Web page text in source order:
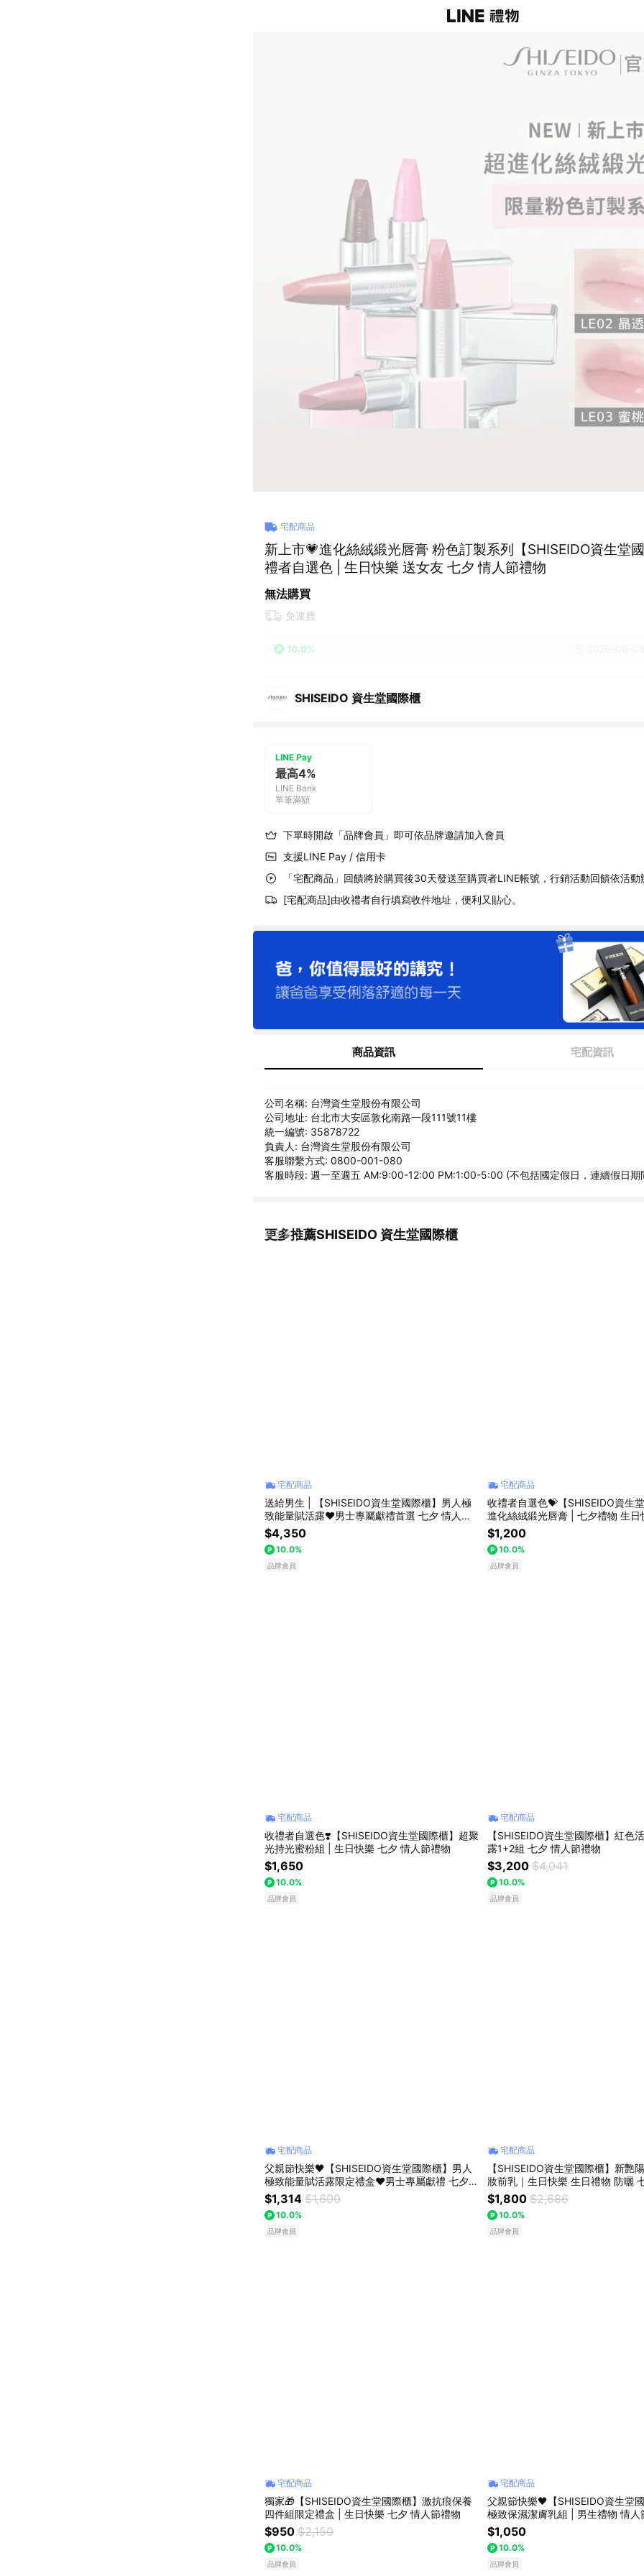
宅配商品
新上市💗進化絲絨緞光唇膏 粉色訂製系列【SHISEIDO資生堂
禮者自選色 | 生日快樂 送女友 七夕 情人節禮物
無法購買
免運費
10.0%
SHISEIDO 資生堂國際櫃
LINE Pay
最高4%
LINE Bank
單筆滿額
下單時開啟「品牌會員」即可依品牌邀請加入會員
支援LINE Pay / 信用卡
「宅配商品」回饋將於購買後30天發送至購買者LINE帳號，行銷活動回饋依活動
[宅配商品]由收禮者自行填寫收件地址，便利又貼心。
商品資訊 宅配資訊
公司名稱: 台灣資生堂股份有限公司
公司地址: 台北市大安區敦化南路一段111號11樓
統一編號: 35878722
負責人: 台灣資生堂股份有限公司
客服聯繫方式: 0800-001-080
客服時段: 週一至週五 AM:9:00-12:00 PM:1:00-5:00 (不包括國定假日，連續假日期
更多推薦SHISEIDO 資生堂國際櫃
看更多
宅配商品
送給男生 | 【SHISEIDO資生堂國際櫃】男人極
致能量賦活露❤男士專屬獻禮首選 七夕 情人節
禮物 父親節禮物 送男生
$4,350
10.0%
品牌會員
宅配商品
收禮者自選色💝【SHISEIDO資生
進化絲絨緞光唇膏 | 七夕禮物 生日
$1,200
10.0%
品牌會員
宅配商品
收禮者自選色❣️【SHISEIDO資生堂國際櫃】超聚
光持光蜜粉組 | 生日快樂 七夕 情人節禮物
$1,650
10.0%
品牌會員
宅配商品
【SHISEIDO資生堂國際櫃】紅色
露1+2組 七夕 情人節禮物
$3,200 $4,041
10.0%
品牌會員
宅配商品
父親節快樂🖤【SHISEIDO資生堂國際櫃】男人
極致能量賦活露限定禮盒❤男士專屬獻禮 七夕
情人節禮物 父親節禮物 送男生
$1,314 $1,600
10.0%
品牌會員
宅配商品
【SHISEIDO資生堂國際櫃】新艷
妝前乳｜生日快樂 生日禮物 防曬
物
$1,800 $2,686
10.0%
品牌會員
宅配商品
獨家🎁【SHISEIDO資生堂國際櫃】激抗痕保養
四件組限定禮盒 | 生日快樂 七夕 情人節禮物
$950 $2,150
10.0%
品牌會員
宅配商品
父親節快樂🖤【SHISEIDO資生堂
極致保濕潔膚乳組 | 男生禮物 情人
節禮物 送男生
$1,050
10.0%
品牌會員